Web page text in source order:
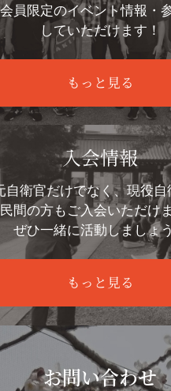
会員限定のイベント情報・
していただけます！
もっと見る
入会情報
自衛官だけでなく、現役自
民間の方もご入会いただけま
ぜひ一緒に活動しましょ
もっと見る
お問い合わせ